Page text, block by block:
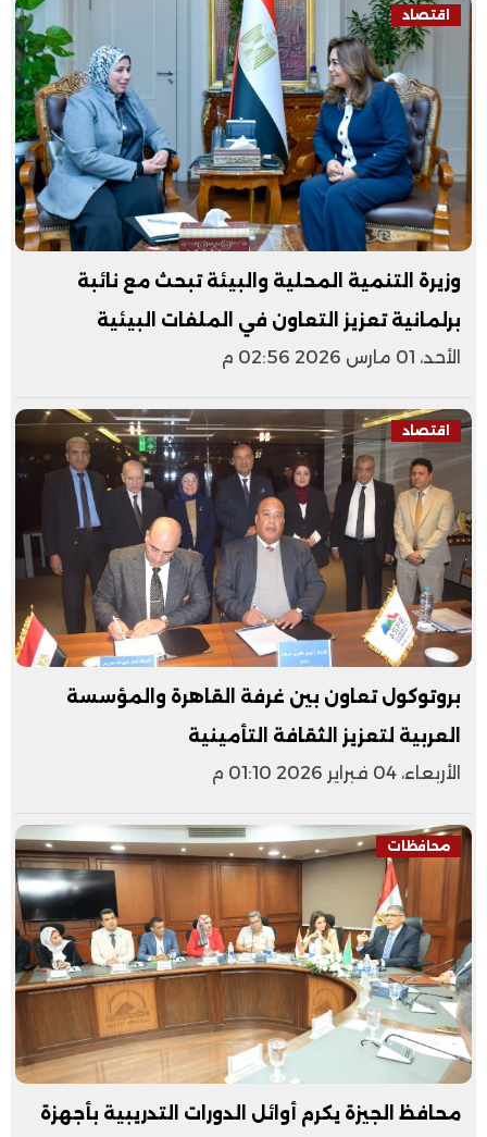
اقتصاد
وزيرة التنمية المحلية والبيئة تبحث مع نائبة
برلمانية تعزيز التعاون في الملفات البيئية
الأحد، 01 مارس 2026 02:56 م
اقتصاد
بروتوكول تعاون بين غرفة القاهرة والمؤسسة
العربية لتعزيز الثقافة التأمينية
الأربعاء، 04 فبراير 2026 01:10 م
محافظات
محافظ الجيزة يكرم أوائل الدورات التدريبية بأجهزة